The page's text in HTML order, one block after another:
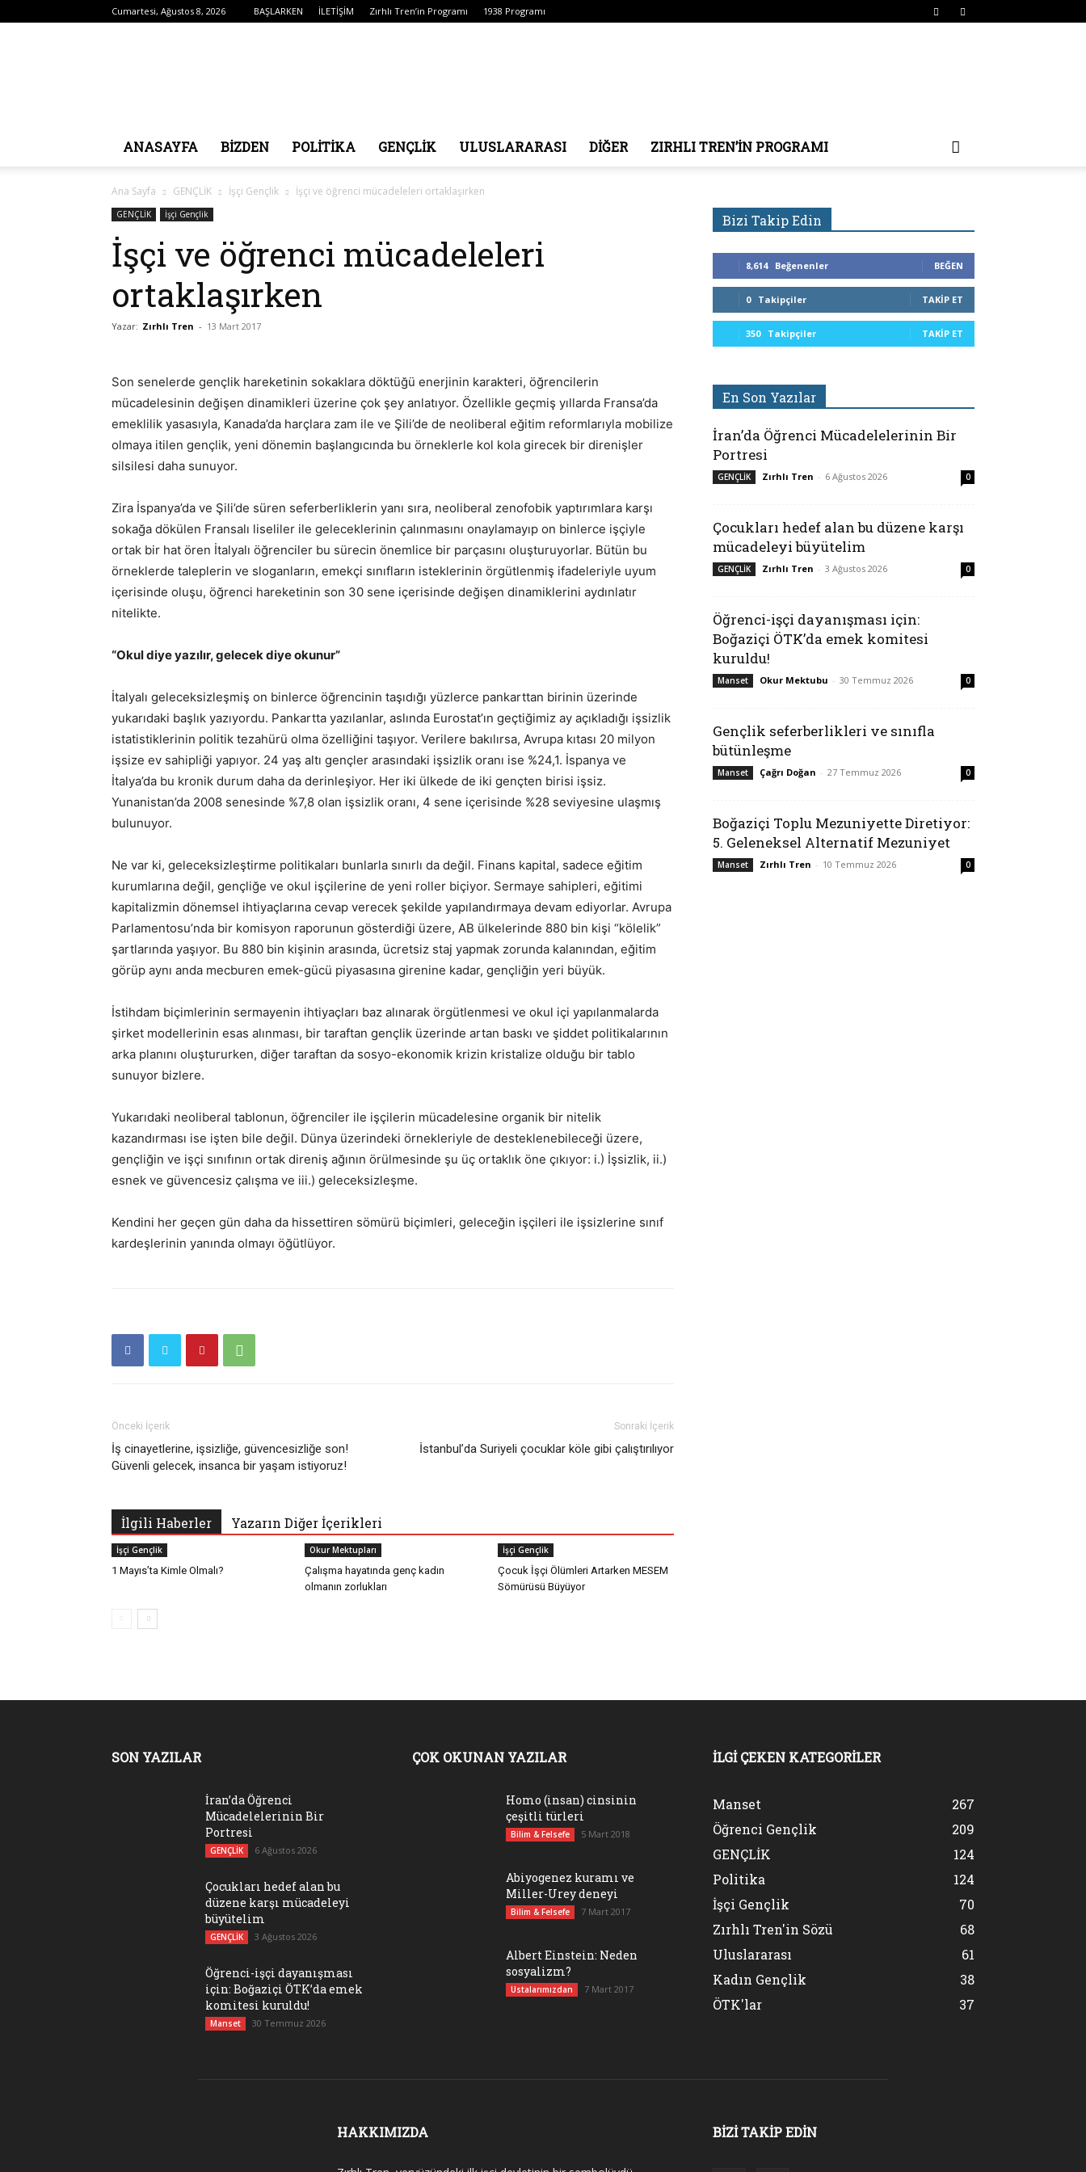
Cumartesi, Ağustos 8, 2026 BAŞLARKEN İLETİŞİM Zırhlı Tren’in Programı 1938 Programı
ANASAYFA BİZDEN POLITIKA GENÇLİK ULUSLARARASI DİĞER ZIRHLI TREN’IN PROGRAMI
Ana Sayfa GENÇLİK İşçi Gençlik İşçi ve öğrenci mücadeleleri ortaklaşırken
GENÇLİK İşçi Gençlik
İşçi ve öğrenci mücadeleleri
ortaklaşırken
Yazar: Zırhlı Tren - 13 Mart 2017
Son senelerde gençlik hareketinin sokaklara döktüğü enerjinin karakteri, öğrencilerin
mücadelesinin değişen dinamikleri üzerine çok şey anlatıyor. Özellikle geçmiş yıllarda Fransa’da
emeklilik yasasıyla, Kanada’da harçlara zam ile ve Şili’de de neoliberal eğitim reformlarıyla mobilize
olmaya itilen gençlik, yeni dönemin başlangıcında bu örneklerle kol kola girecek bir direnişler
silsilesi daha sunuyor.
Zira İspanya’da ve Şili’de süren seferberliklerin yanı sıra, neoliberal zenofobik yaptırımlara karşı
sokağa dökülen Fransalı liseliler ile geleceklerinin çalınmasını onaylamayıp on binlerce işçiyle
ortak bir hat ören İtalyalı öğrenciler bu sürecin önemlice bir parçasını oluşturuyorlar. Bütün bu
örneklerde taleplerin ve sloganların, emekçi sınıfların isteklerinin örgütlenmiş ifadeleriyle uyum
içerisinde oluşu, öğrenci hareketinin son 30 sene içerisinde değişen dinamiklerini aydınlatır
nitelikte.
“Okul diye yazılır, gelecek diye okunur”
İtalyalı geleceksizleşmiş on binlerce öğrencinin taşıdığı yüzlerce pankarttan birinin üzerinde
yukarıdaki başlık yazıyordu. Pankartta yazılanlar, aslında Eurostat’ın geçtiğimiz ay açıkladığı işsizlik
istatistiklerinin politik tezahürü olma özelliğini taşıyor. Verilere bakılırsa, Avrupa kıtası 20 milyon
işsize ev sahipliği yapıyor. 24 yaş altı gençler arasındaki işsizlik oranı ise %24,1. İspanya ve
İtalya’da bu kronik durum daha da derinleşiyor. Her iki ülkede de iki gençten birisi işsiz.
Yunanistan’da 2008 senesinde %7,8 olan işsizlik oranı, 4 sene içerisinde %28 seviyesine ulaşmış
bulunuyor.
Ne var ki, geleceksizleştirme politikaları bunlarla sınırlı da değil. Finans kapital, sadece eğitim
kurumlarına değil, gençliğe ve okul işçilerine de yeni roller biçiyor. Sermaye sahipleri, eğitimi
kapitalizmin dönemsel ihtiyaçlarına cevap verecek şekilde yapılandırmaya devam ediyorlar. Avrupa
Parlamentosu’nda bir komisyon raporunun gösterdiği üzere, AB ülkelerinde 880 bin kişi “kölelik”
şartlarında yaşıyor. Bu 880 bin kişinin arasında, ücretsiz staj yapmak zorunda kalanından, eğitim
görüp aynı anda mecburen emek-gücü piyasasına girenine kadar, gençliğin yeri büyük.
İstihdam biçimlerinin sermayenin ihtiyaçları baz alınarak örgütlenmesi ve okul içi yapılanmalarda
şirket modellerinin esas alınması, bir taraftan gençlik üzerinde artan baskı ve şiddet politikalarının
arka planını oluştururken, diğer taraftan da sosyo-ekonomik krizin kristalize olduğu bir tablo
sunuyor bizlere.
Yukarıdaki neoliberal tablonun, öğrenciler ile işçilerin mücadelesine organik bir nitelik
kazandırması ise işten bile değil. Dünya üzerindeki örnekleriyle de desteklenebileceği üzere,
gençliğin ve işçi sınıfının ortak direniş ağının örülmesinde şu üç ortaklık öne çıkıyor: i.) İşsizlik, ii.)
esnek ve güvencesiz çalışma ve iii.) geleceksizleşme.
Kendini her geçen gün daha da hissettiren sömürü biçimleri, geleceğin işçileri ile işsizlerine sınıf
kardeşlerinin yanında olmayı öğütlüyor.
Önceki İçerik
İş cinayetlerine, işsizliğe, güvencesizliğe son!
Güvenli gelecek, insanca bir yaşam istiyoruz!
Sonraki İçerik
İstanbul’da Suriyeli çocuklar köle gibi çalıştırılıyor
İlgili Haberler Yazarın Diğer İçerikleri
İşçi Gençlik
1 Mayıs’ta Kimle Olmalı?
Okur Mektupları
Çalışma hayatında genç kadın
olmanın zorlukları
İşçi Gençlik
Çocuk İşçi Ölümleri Artarken MESEM
Sömürüsü Büyüyor
Bizi Takip Edin
8,614 Beğenenler BEĞEN
0 Takipçiler TAKIP ET
350 Takipçiler TAKIP ET
En Son Yazılar
İran’da Öğrenci Mücadelelerinin Bir
Portresi
GENÇLİK Zırhlı Tren - 6 Ağustos 2026 0
Çocukları hedef alan bu düzene karşı
mücadeleyi büyütelim
GENÇLİK Zırhlı Tren - 3 Ağustos 2026 0
Öğrenci-işçi dayanışması için:
Boğaziçi ÖTK’da emek komitesi
kuruldu!
Manset Okur Mektubu - 30 Temmuz 2026 0
Gençlik seferberlikleri ve sınıfla
bütünleşme
Manset Çağrı Doğan - 27 Temmuz 2026 0
Boğaziçi Toplu Mezuniyette Diretiyor:
5. Geleneksel Alternatif Mezuniyet
Manset Zırhlı Tren - 10 Temmuz 2026 0
SON YAZILAR
İran’da Öğrenci
Mücadelelerinin Bir
Portresi
GENÇLİK 6 Ağustos 2026
Çocukları hedef alan bu
düzene karşı mücadeleyi
büyütelim
GENÇLİK 3 Ağustos 2026
Öğrenci-işçi dayanışması
için: Boğaziçi ÖTK’da emek
komitesi kuruldu!
Manset 30 Temmuz 2026
ÇOK OKUNAN YAZILAR
Homo (insan) cinsinin
çeşitli türleri
Bilim & Felsefe 5 Mart 2018
Abiyogenez kuramı ve
Miller-Urey deneyi
Bilim & Felsefe 7 Mart 2017
Albert Einstein: Neden
sosyalizm?
Ustalarımızdan 7 Mart 2017
İLGİ ÇEKEN KATEGORİLER
Manset
267
Öğrenci Gençlik
209
GENÇLİK
124
Politika
124
İşçi Gençlik
70
Zırhlı Tren'in Sözü
68
Uluslararası
61
Kadın Gençlik
38
ÖTK'lar
37
HAKKIMIZDA BİZİ TAKİP EDİN